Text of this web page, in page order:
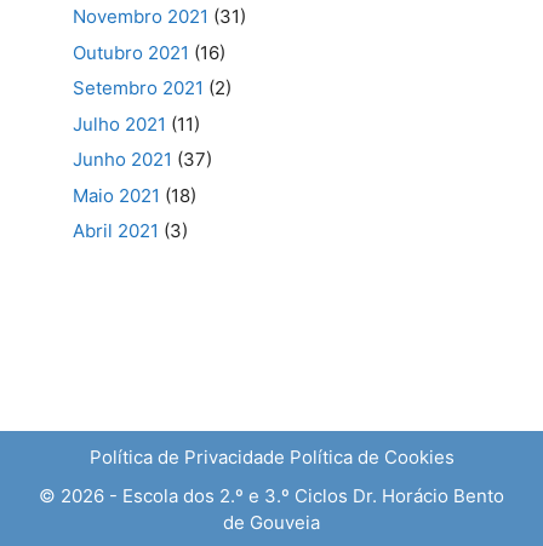
Novembro 2021 (31)
Outubro 2021 (16)
Setembro 2021 (2)
Julho 2021 (11)
Junho 2021 (37)
Maio 2021 (18)
Abril 2021 (3)
Política de Privacidade Política de Cookies
© 2026 - Escola dos 2.º e 3.º Ciclos Dr. Horácio Bento
de Gouveia